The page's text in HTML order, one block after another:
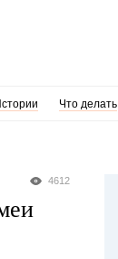
Что делать
4612